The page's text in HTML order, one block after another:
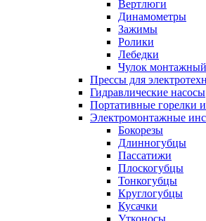
Вертлюги
Динамометры
Зажимы
Ролики
Лебедки
Чулок монтажный
Прессы для
Гидравлические насосы
Портативные горелки
Электромонтажные
Бокорезы
Длинногубцы
Пассатижи
Плоскогубцы
Тонкогубцы
Круглогубцы
Кусачки
Утконосы